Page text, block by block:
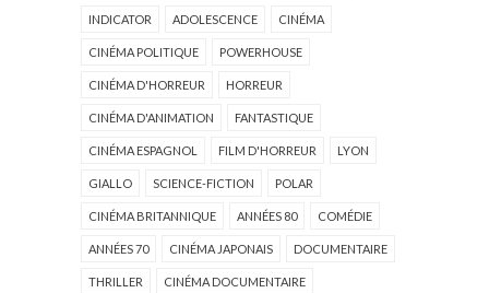
INDICATOR ADOLESCENCE CINÉMA
CINÉMA POLITIQUE POWERHOUSE
CINÉMA D'HORREUR HORREUR
CINÉMA D'ANIMATION FANTASTIQUE
CINÉMA ESPAGNOL FILM D'HORREUR LYON
GIALLO SCIENCE-FICTION POLAR
CINÉMA BRITANNIQUE ANNÉES 80 COMÉDIE
ANNÉES 70 CINÉMA JAPONAIS DOCUMENTAIRE
THRILLER CINÉMA DOCUMENTAIRE